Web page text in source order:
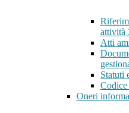
attività
Atti
Statuti
Codice
Oneri